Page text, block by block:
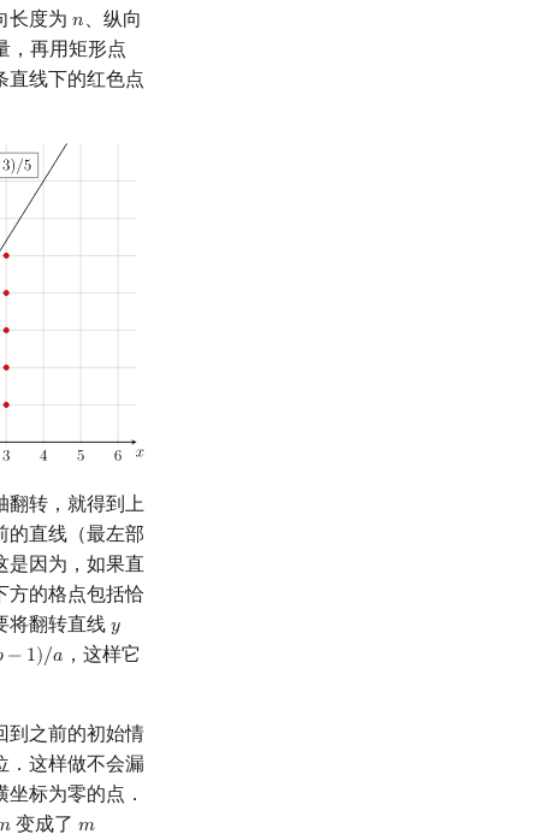
长度为 𝑛
n、纵向
，再用矩形点
直线下的红色点
翻转，就得到上
的直线（最左部
是因为，如果直
方的格点包括恰
将翻转直线 𝑦
y
− 1)/𝑎
a
，这样它
到之前的初始情
．这样做不会漏
标为零的点．
变成了 𝑚
m−